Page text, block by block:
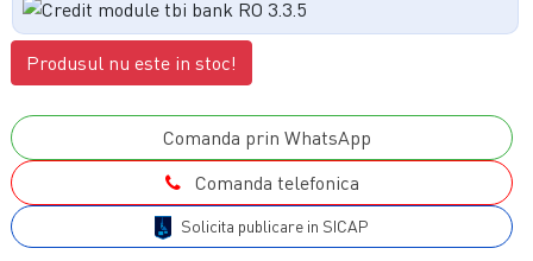
Produsul nu este in stoc!
Comanda prin WhatsApp
Comanda telefonica
Solicita publicare in SICAP